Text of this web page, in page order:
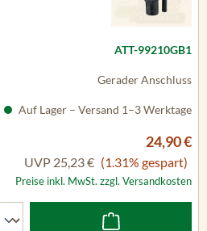
ATT-99210GB1
Gerader Anschluss
Auf Lager – Versand 1–3 Werktage
24,90 €
UVP 25,23 € (1.31% gespart)
Preise inkl. MwSt. zzgl. Versandkosten